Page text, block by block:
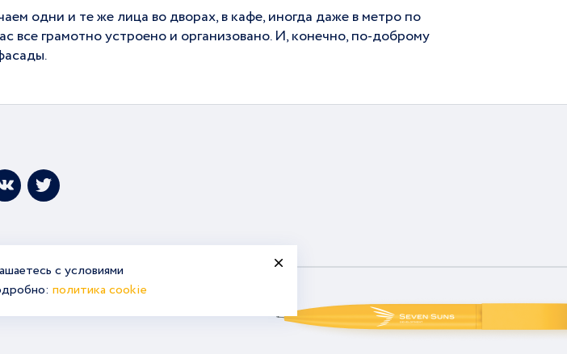
с условиями
политика cookie
одни и те же лица во дворах, в кафе, иногда даже в метро по
все грамотно устроено и организовано. И, конечно, по-доброму